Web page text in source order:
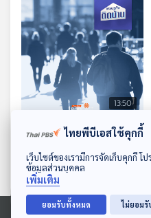
ดาวน์โหลด Thai PBS Podcast Application
13:50
EP. 471: เมื่อคนวัยทำงาน
ต้องเป็นเดอะแบกให้
เศรษฐกิจไทย !!
เศรษฐกิจติดบ้าน
ไทยพีบีเอสใช้คุกกี้
เว็บไซต์ของเรามีการจัดเก็บคุกกี้
ข้อมูลส่วนบุคคล
เพิ่มเติม
ยอมรับทั้งหมด ไม่ยอม